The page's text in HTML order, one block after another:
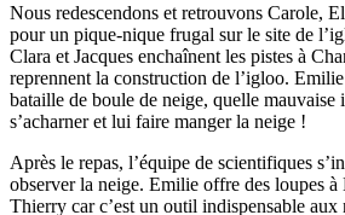
Nous redescendons et retrouvons Carole,
pour un pique-nique frugal sur le site de
Clara et Jacques enchaînent les pistes à
reprennent la construction de l’igloo.
bataille de boule de neige, quelle mauvaise
s’acharner et lui faire manger la neige !
Après le repas, l’équipe de scientifiques
observer la neige. Emilie offre des loupes
Thierry car c’est un outil indispensable aux